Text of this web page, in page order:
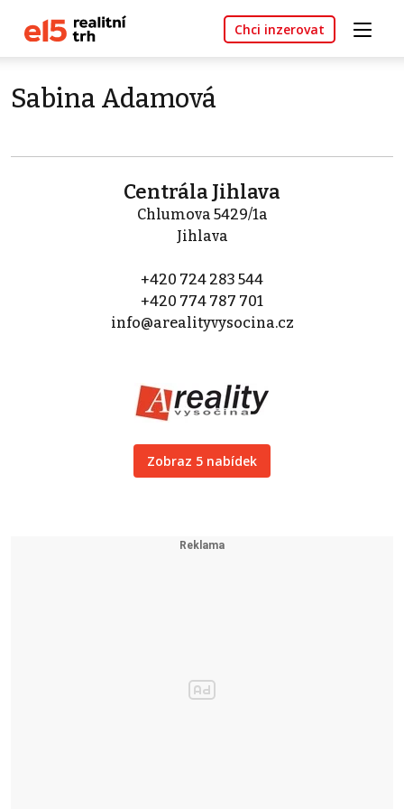
Chci inzerovat
Sabina Adamová
Centrála Jihlava
Chlumova 5429/1a
Jihlava
+420 724 283 544
+420 774 787 701
info@arealityvysocina.cz
Zobraz 5 nabídek